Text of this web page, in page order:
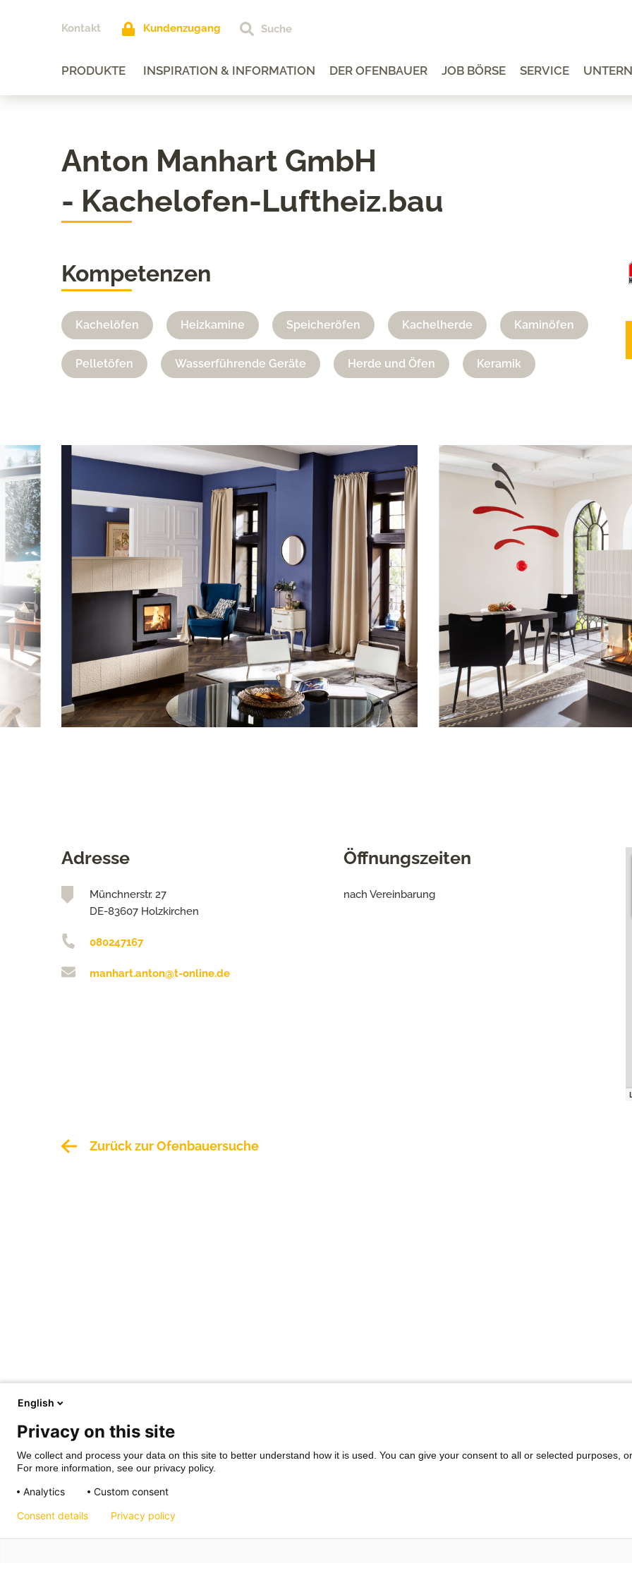
Kontakt Kundenzugang
PRODUKTE INSPIRATION & INFORMATION DER OFENBAUER JOB BÖRSE SERVICE
Anton Manhart GmbH
- Kachelofen-Luftheiz.bau
Kompetenzen
Kachelöfen Heizkamine Speicheröfen Kachelherde Kaminöfen
Pelletöfen Wasserführende Geräte Herde und Öfen Keramik
Adresse
Münchnerstr. 27
DE-83607 Holzkirchen
080247167
manhart.anton@t-online.de
Öffnungszeiten
nach Vereinbarung
Zurück zur Ofenbauersuche
English
Privacy on this site
We collect and process your data on this site to better understand how it is used. You can give your consent to all or selected purposes,
For more information, see our privacy policy.
Analytics Custom consent
Consent details Privacy policy